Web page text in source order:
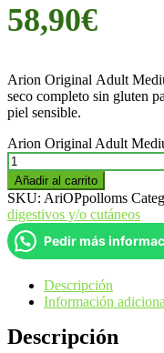
58,90€
Arion Original Adult
seco completo sin gluten
piel sensible.
Arion Original Adult
Añadir al carrito
SKU: AriOPpolloms
digestivos y/o cutáneos
Pedir más
Descripción
Información
Descripción